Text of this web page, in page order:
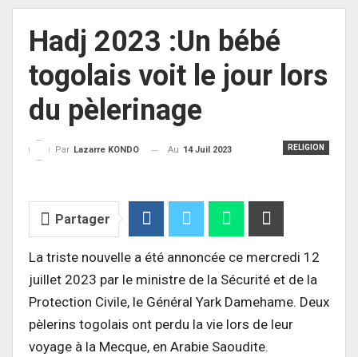
Hadj 2023 :Un bébé
togolais voit le jour lors
du pèlerinage
RELIGION
Par Lazarre KONDO Au 14 Juil 2023
Partager
La triste nouvelle a été annoncée ce mercredi 12
juillet 2023 par le ministre de la Sécurité et de la
Protection Civile, le Général Yark Damehame. Deux
pèlerins togolais ont perdu la vie lors de leur
voyage à la Mecque, en Arabie Saoudite.